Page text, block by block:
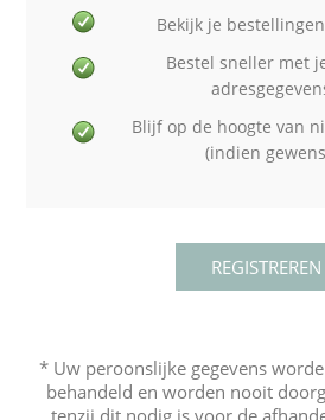
Bekijk je
Bestel sneller met
Blijf op de hoogte van
(indien
* Uw peroonslijke gegevens
behandeld en worden nooit